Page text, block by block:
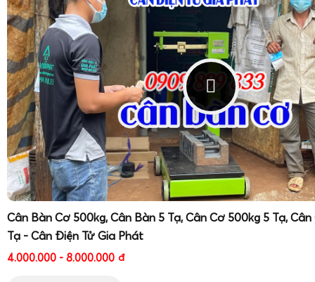
Cân Bàn Cơ 500kg, Cân Bàn 5 Tạ, Cân Cơ 500kg 5 Tạ,
Tạ - Cân Điện Tử Gia Phát
4.000.000 - 8.000.000 đ